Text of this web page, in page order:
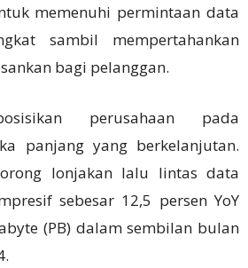
memenuhi permintaan data
sambil mempertahankan
bagi pelanggan.
perusahaan pada
panjang yang berkelanjutan.
lonjakan lalu lintas data
sebesar 12,5 persen YoY
(PB) dalam sembilan bulan